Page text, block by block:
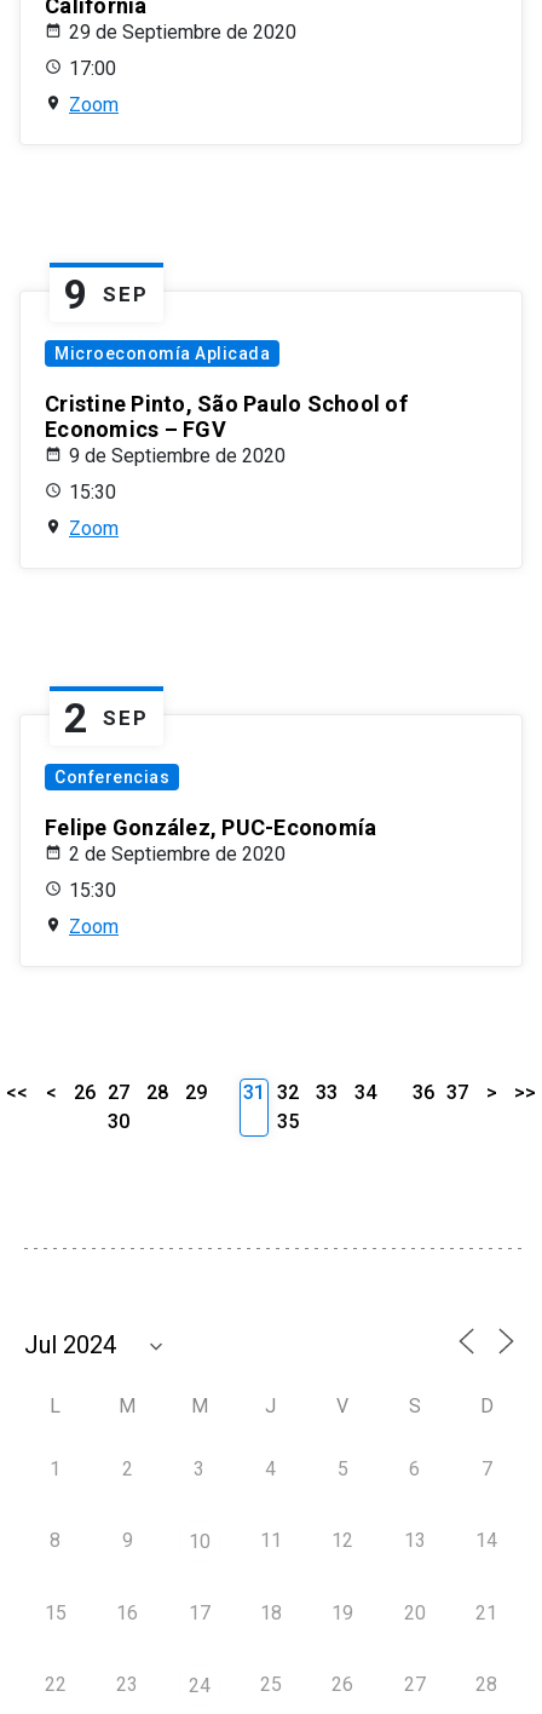
California
29 de Septiembre de 2020
17:00
Zoom
9 SEP
Microeconomía Aplicada
Cristine Pinto, São Paulo School of
Economics – FGV
9 de Septiembre de 2020
15:30
Zoom
2 SEP
Conferencias
Felipe González, PUC-Economía
2 de Septiembre de 2020
15:30
Zoom
<< < 26 27 28
29
30
31 32 33
34
35
36 37 > >>
L M M J V S D
1 2 3 4 5 6 7
8 9 10 11 12 13 14
15 16 17 18 19 20 21
22 23 24 25 26 27 28